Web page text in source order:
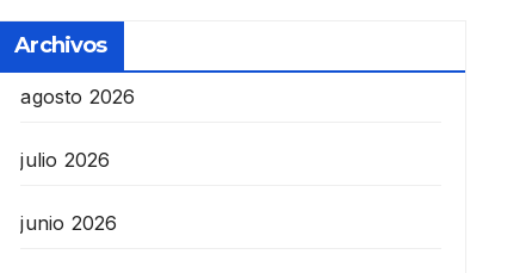
Archivos
agosto 2026
julio 2026
junio 2026